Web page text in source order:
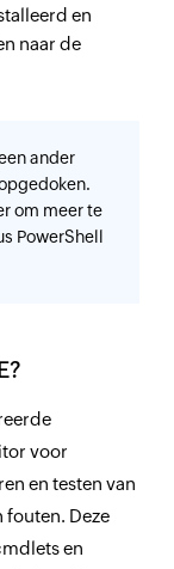
en
naar de
ander
om meer te
PowerShell
voor
en testen van
fouten. Deze
en